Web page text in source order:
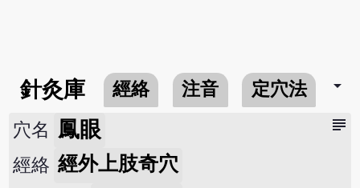
針灸庫 經絡 注音 定穴法 arrow_drop_down
subject
穴名 鳳眼
經絡 經外上肢奇穴